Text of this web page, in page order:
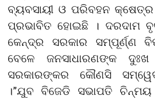
ବ୍ୟବସାୟୀ ଓ ପରିବହନ
ପ୍ରଭାବିତ ହୋଇଛି । ଦରଦାମ
କେନ୍ଦ୍ର ସରକାର ସମ୍ପୂର୍ଣ୍ଣ
ବେଳେ ଜନସାଧାରଣଙ୍କ
ସରକାରଙ୍କର କୌଣସି
।”ଯୁବ ବିଜେଡି ସଭାପତି ଚିନ୍ମୟ